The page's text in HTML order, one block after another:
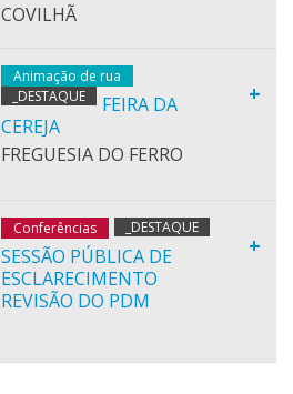
COVILHÃ
+
Animação de rua
_DESTAQUE
FEIRA DA
CEREJA
FREGUESIA DO FERRO
+
Conferências _DESTAQUE
SESSÃO PÚBLICA DE
ESCLARECIMENTO
REVISÃO DO PDM